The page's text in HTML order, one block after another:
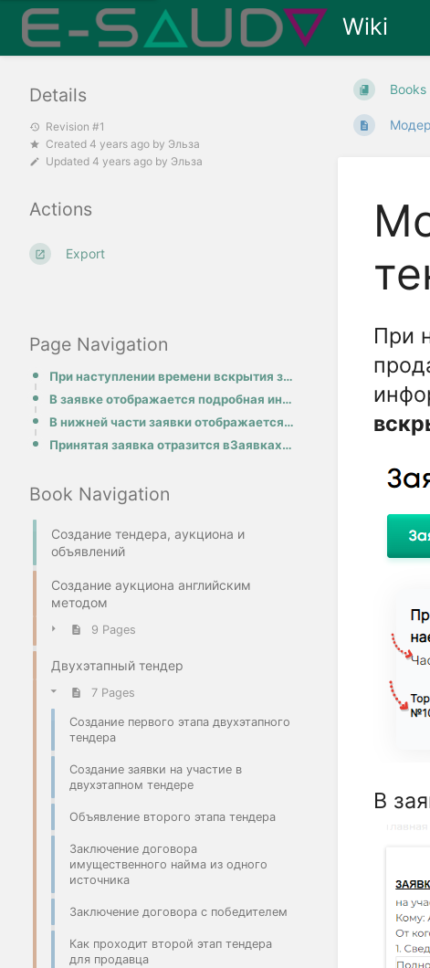
Wiki
Page Navigation
При наступлении времени вскрытия заявок в личном кабинете продавца в разделе Заявки поданные на мои
В заявке отображается подробная информация о заявителе.
В нижней части заявки отображается документация, которую можно скачать и просмотреть. После ознакомл
Принятая заявка отразится вЗаявках, поданные на мои торгив статусеПринят
Book Navigation
Создание тендера, аукциона и
объявлений
Создание аукциона английским
методом
9 Pages
Двухэтапный тендер
7 Pages
Создание первого этапа двухэтапного
тендера
Создание заявки на участие в
двухэтапном тендере
Объявление второго этапа тендера
Заключение договора
имущественного найма из одного
источника
Заключение договора с победителем
Как проходит второй этап тендера
для продавца
Books
При
В
Details
Revision #1
Created 4 years ago by Эльза
Updated 4 years ago by Эльза
Actions
Export